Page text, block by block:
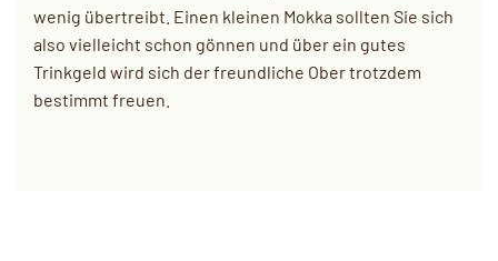
wenig übertreibt. Einen kleinen Mokka sollten Sie sich
also vielleicht schon gönnen und über ein gutes
Trinkgeld wird sich der freundliche Ober trotzdem
bestimmt freuen.